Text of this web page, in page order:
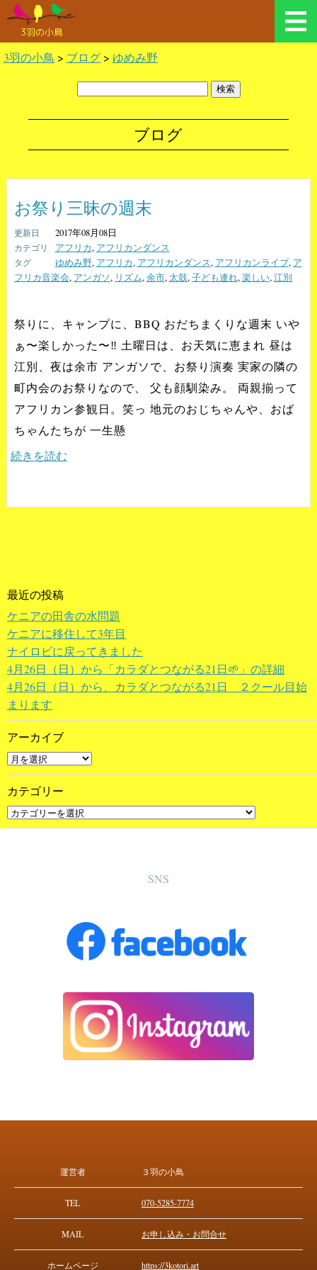
3羽の小鳥
3羽の小鳥 > ブログ > ゆめみ野
ブログ
お祭り三昧の週末
2017年08月08日
アフリカ, アフリカンダンス
ゆめみ野, アフリカ, アフリカンダンス, アフリカンライブ, ア
フリカ音楽会, アンガソ, リズム,余市,太鼓,子ども連れ,楽しい,江別
祭りに、キャンプに、BBQ おだちまくりな週末 いや
ぁ〜楽しかった〜‼️ 土曜日は、お天気に恵まれ 昼は
江別、夜は余市 アンガソで、お祭り演奏 実家の隣の
町内会のお祭りなので、 父も顔馴染み。 両親揃って
アフリカン参観日。笑っ 地元のおじちゃんや、おば
ちゃんたちが 一生懸
続きを読む
最近の投稿
ケニアの田舎の水問題
ケニアに移住して3年目
ナイロビに戻ってきました
4月26日（日）から「カラダとつながる21日🌱」の詳細
4月26日（日）から、カラダとつながる21日 ２クール目始
まります
アーカイブ
カテゴリー
SNS
運営者 ３羽の小鳥
TEL 070-5285-7774
MAIL お申し込み・お問合せ
ホームページ https://3kotori.art